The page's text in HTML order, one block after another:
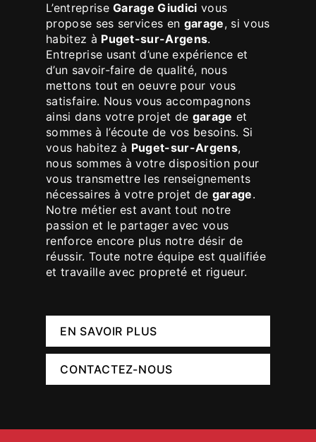
L’entrepriseGarage Giudici vous
propose ses services en garage, si vous
habitez à Puget-sur-Argens.
Entreprise usant d’une expérience et
d’un savoir-faire de qualité, nous
mettons tout en oeuvre pour vous
satisfaire. Nous vous accompagnons
ainsi dans votre projet de garage et
sommes à l’écoute de vos besoins. Si
vous habitez à Puget-sur-Argens,
nous sommes à votre disposition pour
vous transmettre les renseignements
nécessaires à votre projet de garage.
Notre métier est avant tout notre
passion et le partager avec vous
renforce encore plus notre désir de
réussir. Toute notre équipe est qualifiée
et travaille avec propreté et rigueur.
EN SAVOIR PLUS
CONTACTEZ-NOUS